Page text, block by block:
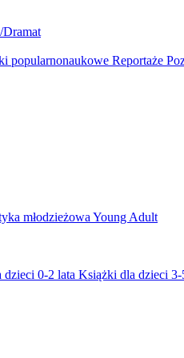
Dramat
popularnonaukowe Reportaże
młodzieżowa Young Adult
0-2 lata Książki dla dzieci 3-